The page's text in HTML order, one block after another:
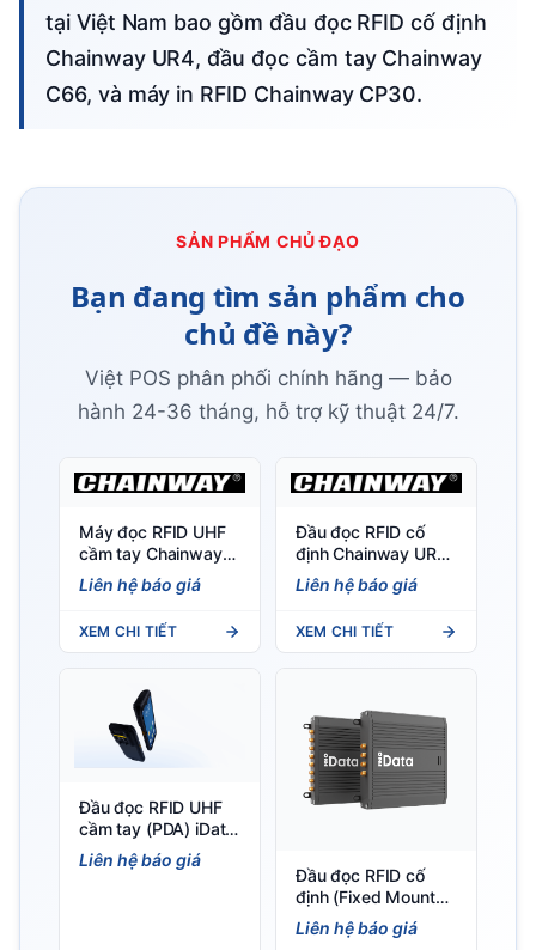
tại Việt Nam bao gồm đầu đọc RFID cố định
Chainway UR4, đầu đọc cầm tay Chainway
C66, và máy in RFID Chainway CP30.
SẢN PHẨM CHỦ ĐẠO
Bạn đang tìm sản phẩm cho
chủ đề này?
Việt POS phân phối chính hãng — bảo
hành 24-36 tháng, hỗ trợ kỹ thuật 24/7.
Máy đọc RFID UHF
cầm tay Chainway
C66 (Android 11/13)
- Tích hợp RFID, nhẹ
Liên hệ báo giá
XEM CHI TIẾT
Đầu đọc RFID cố
định Chainway UR4
4 cổng, chip Impinj E
Series
Liên hệ báo giá
XEM CHI TIẾT
Đầu đọc RFID UHF
cầm tay (PDA) iData
T2X 5G Portable
RFID Mobile
Liên hệ báo giá
Đầu đọc RFID cố
định (Fixed Mount
Reader) Đầu đọc
RFID cố định iData
Liên hệ báo giá